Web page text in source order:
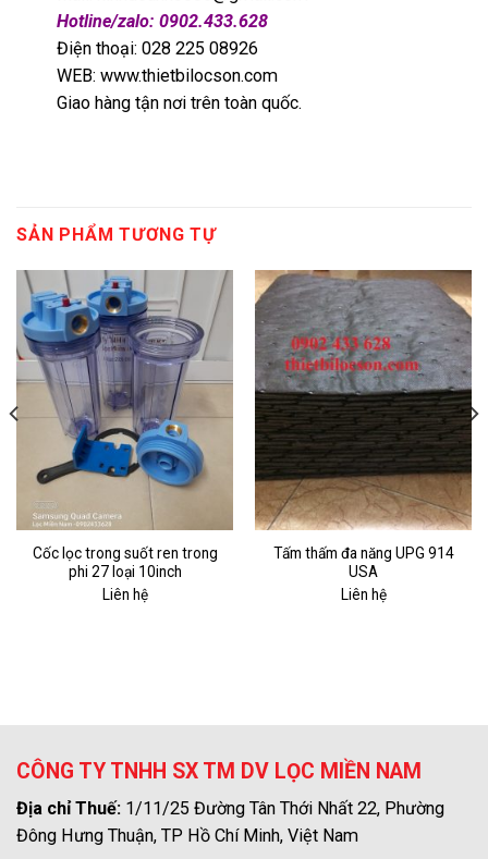
Hotline/zalo: 0902.433.628
Điện thoại: 028 225 08926
WEB: www.thietbilocson.com
Giao hàng tận nơi trên toàn quốc.
SẢN PHẨM TƯƠNG TỰ
Cốc lọc trong suốt ren trong
phi 27 loại 10inch
Liên hệ
Tấm thấm đa năng UPG 914
USA
Liên hệ
CÔNG TY TNHH SX TM DV LỌC MIỀN NAM
Địa chỉ Thuế: 1/11/25 Đường Tân Thới Nhất 22, Phường
Đông Hưng Thuận, TP Hồ Chí Minh, Việt Nam